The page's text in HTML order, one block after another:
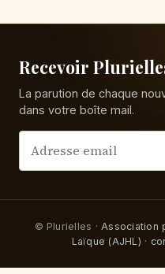
Recevoir
La parution de chaque
dans votre boîte mail.
© Plurielles · Association
Laïque (AJHL) ·